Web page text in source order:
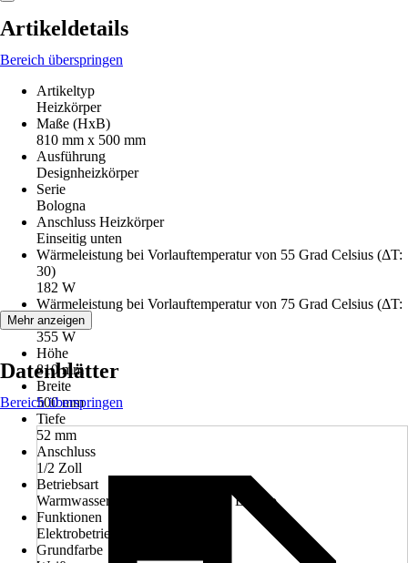
Artikeldetails
Bereich überspringen
Artikeltyp
Heizkörper
Maße (HxB)
810 mm x 500 mm
Ausführung
Designheizkörper
Serie
Bologna
Anschluss Heizkörper
Einseitig unten
Wärmeleistung bei Vorlauftemperatur von 55 Grad Celsius (ΔT:
30)
182 W
Wärmeleistung bei Vorlauftemperatur von 75 Grad Celsius (ΔT:
50)
355 W
Höhe
810 mm
Breite
500 mm
Tiefe
52 mm
Anschluss
1/2 Zoll
Betriebsart
Warmwasser, Gemischter Betrieb, Elektro
Funktionen
Elektrobetrieb möglich
Grundfarbe
Mehr anzeigen
Datenblätter
Bereich überspringen